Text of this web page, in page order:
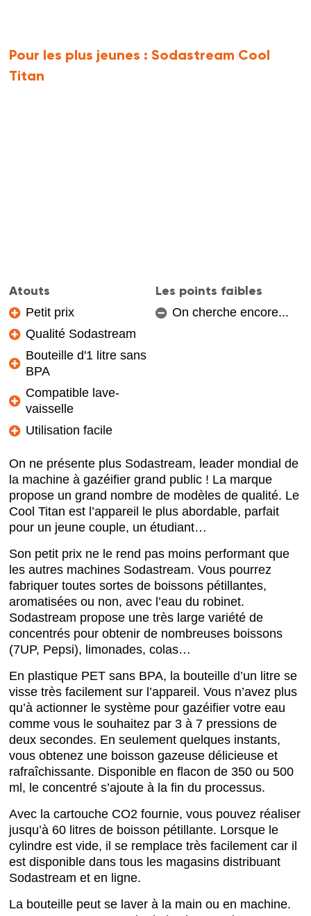
Pour les plus jeunes :Sodastream Cool
Titan
Atouts
Petit prix
Qualité Sodastream
Bouteille d'1 litre sans
BPA
Compatible lave-
vaisselle
Utilisation facile
Les points faibles
On cherche encore...
On ne présente plus Sodastream, leader mondial de
la machine à gazéifier grand public ! La marque
propose un grand nombre de modèles de qualité. Le
Cool Titan est l’appareil le plus abordable, parfait
pour un jeune couple, un étudiant…
Son petit prix ne le rend pas moins performant que
les autres machines Sodastream. Vous pourrez
fabriquer toutes sortes de boissons pétillantes,
aromatisées ou non, avec l’eau du robinet.
Sodastream propose une très large variété de
concentrés pour obtenir de nombreuses boissons
(7UP, Pepsi), limonades, colas…
En plastique PET sans BPA, la bouteille d’un litre se
visse très facilement sur l’appareil. Vous n’avez plus
qu’à actionner le système pour gazéifier votre eau
comme vous le souhaitez par 3 à 7 pressions de
deux secondes. En seulement quelques instants,
vous obtenez une boisson gazeuse délicieuse et
rafraîchissante. Disponible en flacon de 350 ou 500
ml, le concentré s’ajoute à la fin du processus.
Avec la cartouche CO2 fournie, vous pouvez réaliser
jusqu’à 60 litres de boisson pétillante. Lorsque le
cylindre est vide, il se remplace très facilement car il
est disponible dans tous les magasins distribuant
Sodastream et en ligne.
La bouteille peut se laver à la main ou en machine.